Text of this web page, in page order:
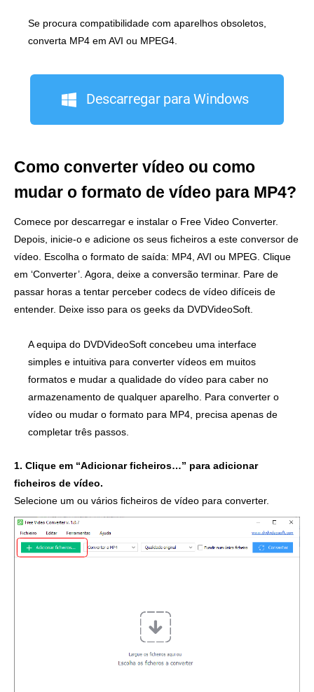
Se procura compatibilidade com aparelhos obsoletos,
converta MP4 em AVI ou MPEG4.
Descarregar para Windows
Como converter vídeo ou como
mudar o formato de vídeo para MP4?
Comece por descarregar e instalar o Free Video Converter.
Depois, inicie-o e adicione os seus ficheiros a este conversor de
vídeo. Escolha o formato de saída: MP4, AVI ou MPEG. Clique
em ‘Converter’. Agora, deixe a conversão terminar. Pare de
passar horas a tentar perceber codecs de vídeo difíceis de
entender. Deixe isso para os geeks da DVDVideoSoft.
A equipa do DVDVideoSoft concebeu uma interface
simples e intuitiva para converter vídeos em muitos
formatos e mudar a qualidade do vídeo para caber no
armazenamento de qualquer aparelho. Para converter o
vídeo ou mudar o formato para MP4, precisa apenas de
completar três passos.
1. Clique em “Adicionar ficheiros…” para adicionar
ficheiros de vídeo.
Selecione um ou vários ficheiros de vídeo para converter.